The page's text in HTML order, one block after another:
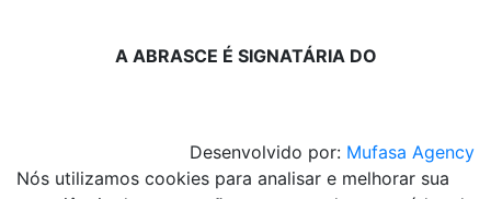
A ABRASCE É SIGNATÁRIA DO
Desenvolvido por: Mufasa Agency
Nós utilizamos cookies para analisar e melhorar sua